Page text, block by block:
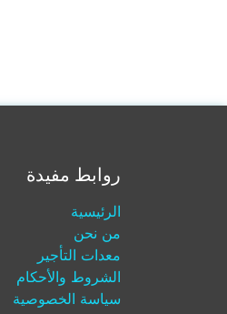
روابط مفيدة
الرئيسية
من نحن
معدات التأجير
الشروط والأحكام
سياسة الخصوصية